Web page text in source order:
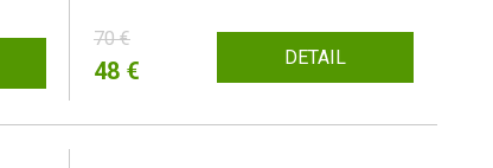
70 €
48 € DETAIL